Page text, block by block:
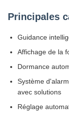
Principales
Guidance
Affichage de la
Dormance
Système
avec solutions
Réglage